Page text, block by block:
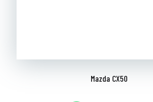
Mazda CX50